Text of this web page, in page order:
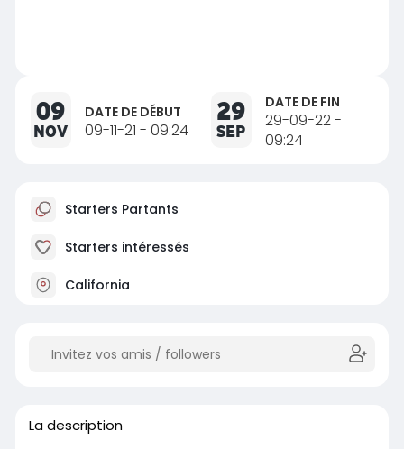
09
NOV
DATE DE DÉBUT
09-11-21 - 09:24
29
SEP
DATE DE FIN
29-09-22 -
09:24
Starters Partants
Starters intéressés
California
La description